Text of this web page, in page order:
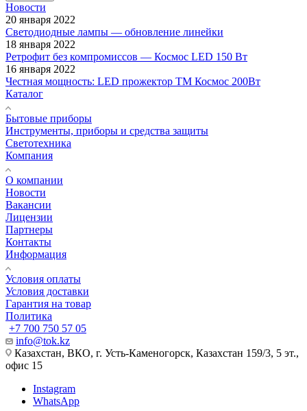
Новости
20 января 2022
Светодиодные лампы — обновление линейки
18 января 2022
Ретрофит без компромиссов — Космос LED 150 Вт
16 января 2022
Честная мощность: LED прожектор ТМ Космос 200Вт
Каталог
Бытовые приборы
Инструменты, приборы и средства защиты
Светотехника
Компания
О компании
Новости
Вакансии
Лицензии
Партнеры
Контакты
Информация
Условия оплаты
Условия доставки
Гарантия на товар
Политика
+7 700 750 57 05
info@tok.kz
Казахстан, ВКО, г. Усть-Каменогорск, Казахстан 159/3, 5 эт.,
офис 15
Instagram
WhatsApp